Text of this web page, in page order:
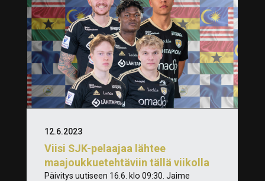
Viisi SJK-pelaajaa lähtee
maajoukkuetehtäviin tällä viikolla
12.6.2023
Päivitys uutiseen 16.6. klo 09:30. Jaime